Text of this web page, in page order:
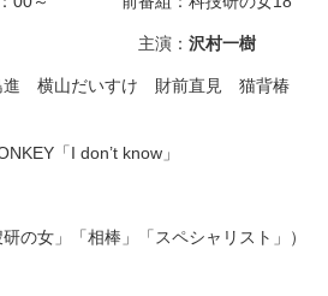
ト 主演： 沢村一樹
進 横山だいすけ 財前直見 猫背椿
「I don’t know」
の女」「相棒」「スペシャリスト」）